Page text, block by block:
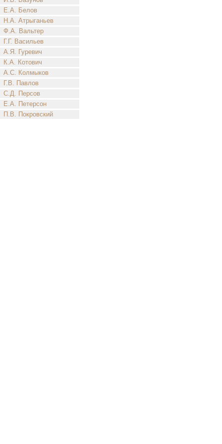
Е.А. Белов
Н.А. Атрыганьев
Ф.А. Вальтер
Г.Г. Васильев
А.Я. Гуревич
К.А. Котович
А.С. Колмыков
Г.В. Павлов
С.Д. Персов
Е.А. Петерсон
П.В. Покровский